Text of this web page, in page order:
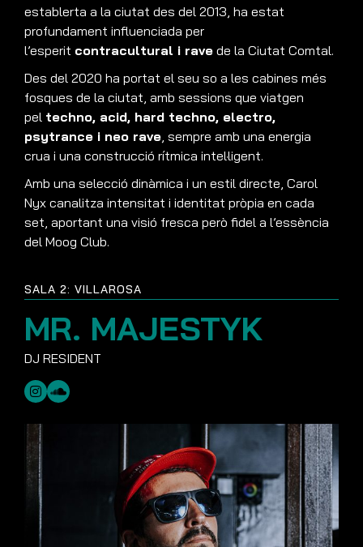
establerta a la ciutat des del 2013, ha estat
profundament influenciada per
l’esperit contracultural i rave de la Ciutat Comtal.
Des del 2020 ha portat el seu so a les cabines més
fosques de la ciutat, amb sessions que viatgen
pel techno, acid, hard techno, electro,
psytrance i neo rave, sempre amb una energia
crua i una construcció rítmica intel·ligent.
Amb una selecció dinàmica i un estil directe, Carol
Nyx canalitza intensitat i identitat pròpia en cada
set, aportant una visió fresca però fidel a l’essència
del Moog Club.
SALA 2: VILLAROSA
MR. MAJESTYK